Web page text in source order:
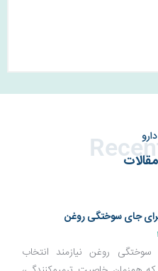
جای سوختگی روغن
روغن نیازمند انتخاب